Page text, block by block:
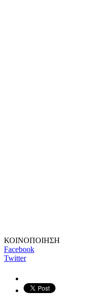
ΚΟΙΝΟΠΟΙΗΣΗ
Facebook
Twitter